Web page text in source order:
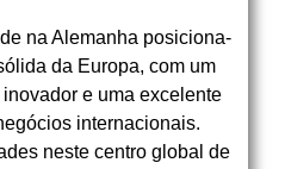
na Alemanha posiciona-
da Europa, com um
e uma excelente
internacionais.
neste centro global de